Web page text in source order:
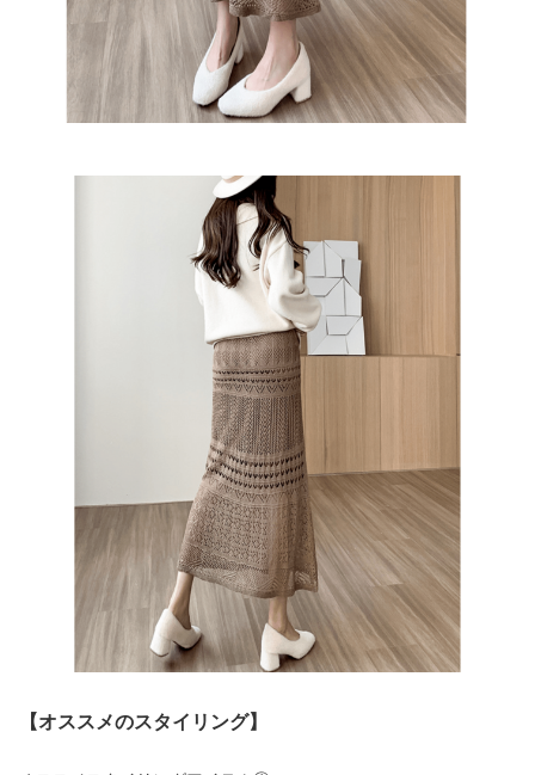
【オススメのスタイリング】